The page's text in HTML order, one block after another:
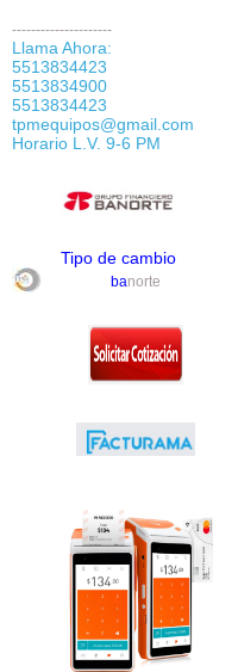
---------------------
Llama Ahora:
5513834423
5513834900
5513834423
tpmequipos@gmail.com
Horario L.V. 9-6 PM
Tipo de cambio
banorte